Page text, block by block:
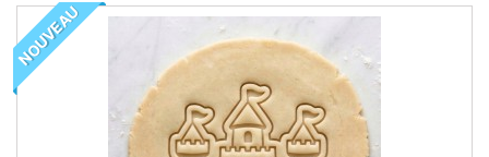
NOUVEAU